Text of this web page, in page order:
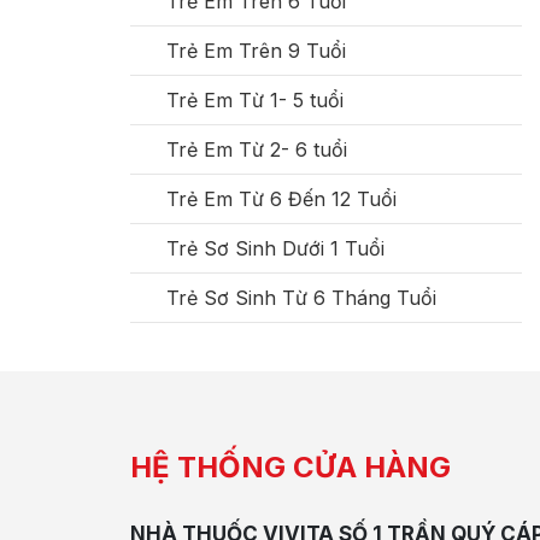
Trẻ Em Trên 9 Tuổi
Trẻ Em Từ 1- 5 tuổi
Trẻ Em Từ 2- 6 tuổi
Trẻ Em Từ 6 Đến 12 Tuổi
Trẻ Sơ Sinh Dưới 1 Tuổi
Trẻ Sơ Sinh Từ 6 Tháng Tuổi
HỆ THỐNG CỬA HÀNG
NHÀ THUỐC VIVITA SỐ 1 TRẦN QUÝ